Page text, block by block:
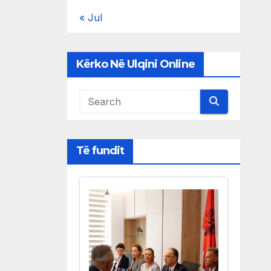
« Jul
Kërko Në Ulqini Online
Të fundit